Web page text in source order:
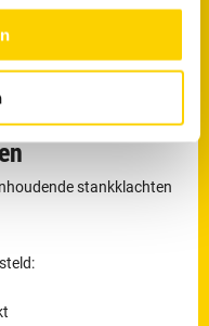
kans op stankoverlast,
stankklachten